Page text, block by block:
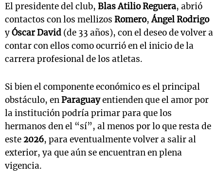
El presidente del club, Blas Atilio Reguera, abrió
contactos con los mellizos Romero,Ángel Rodrigo
yÓscar David (de 33 años), con el deseo de volver a
contar con ellos como ocurrió en el inicio de la
carrera profesional de los atletas.
Si bien el componente económico es el principal
obstáculo, enParaguayentienden que el amor por
la institución podría primar para que los
hermanos den el “sí”, al menos por lo que resta de
este 2026, para eventualmente volver a salir al
exterior, ya que aún se encuentran en plena
vigencia.